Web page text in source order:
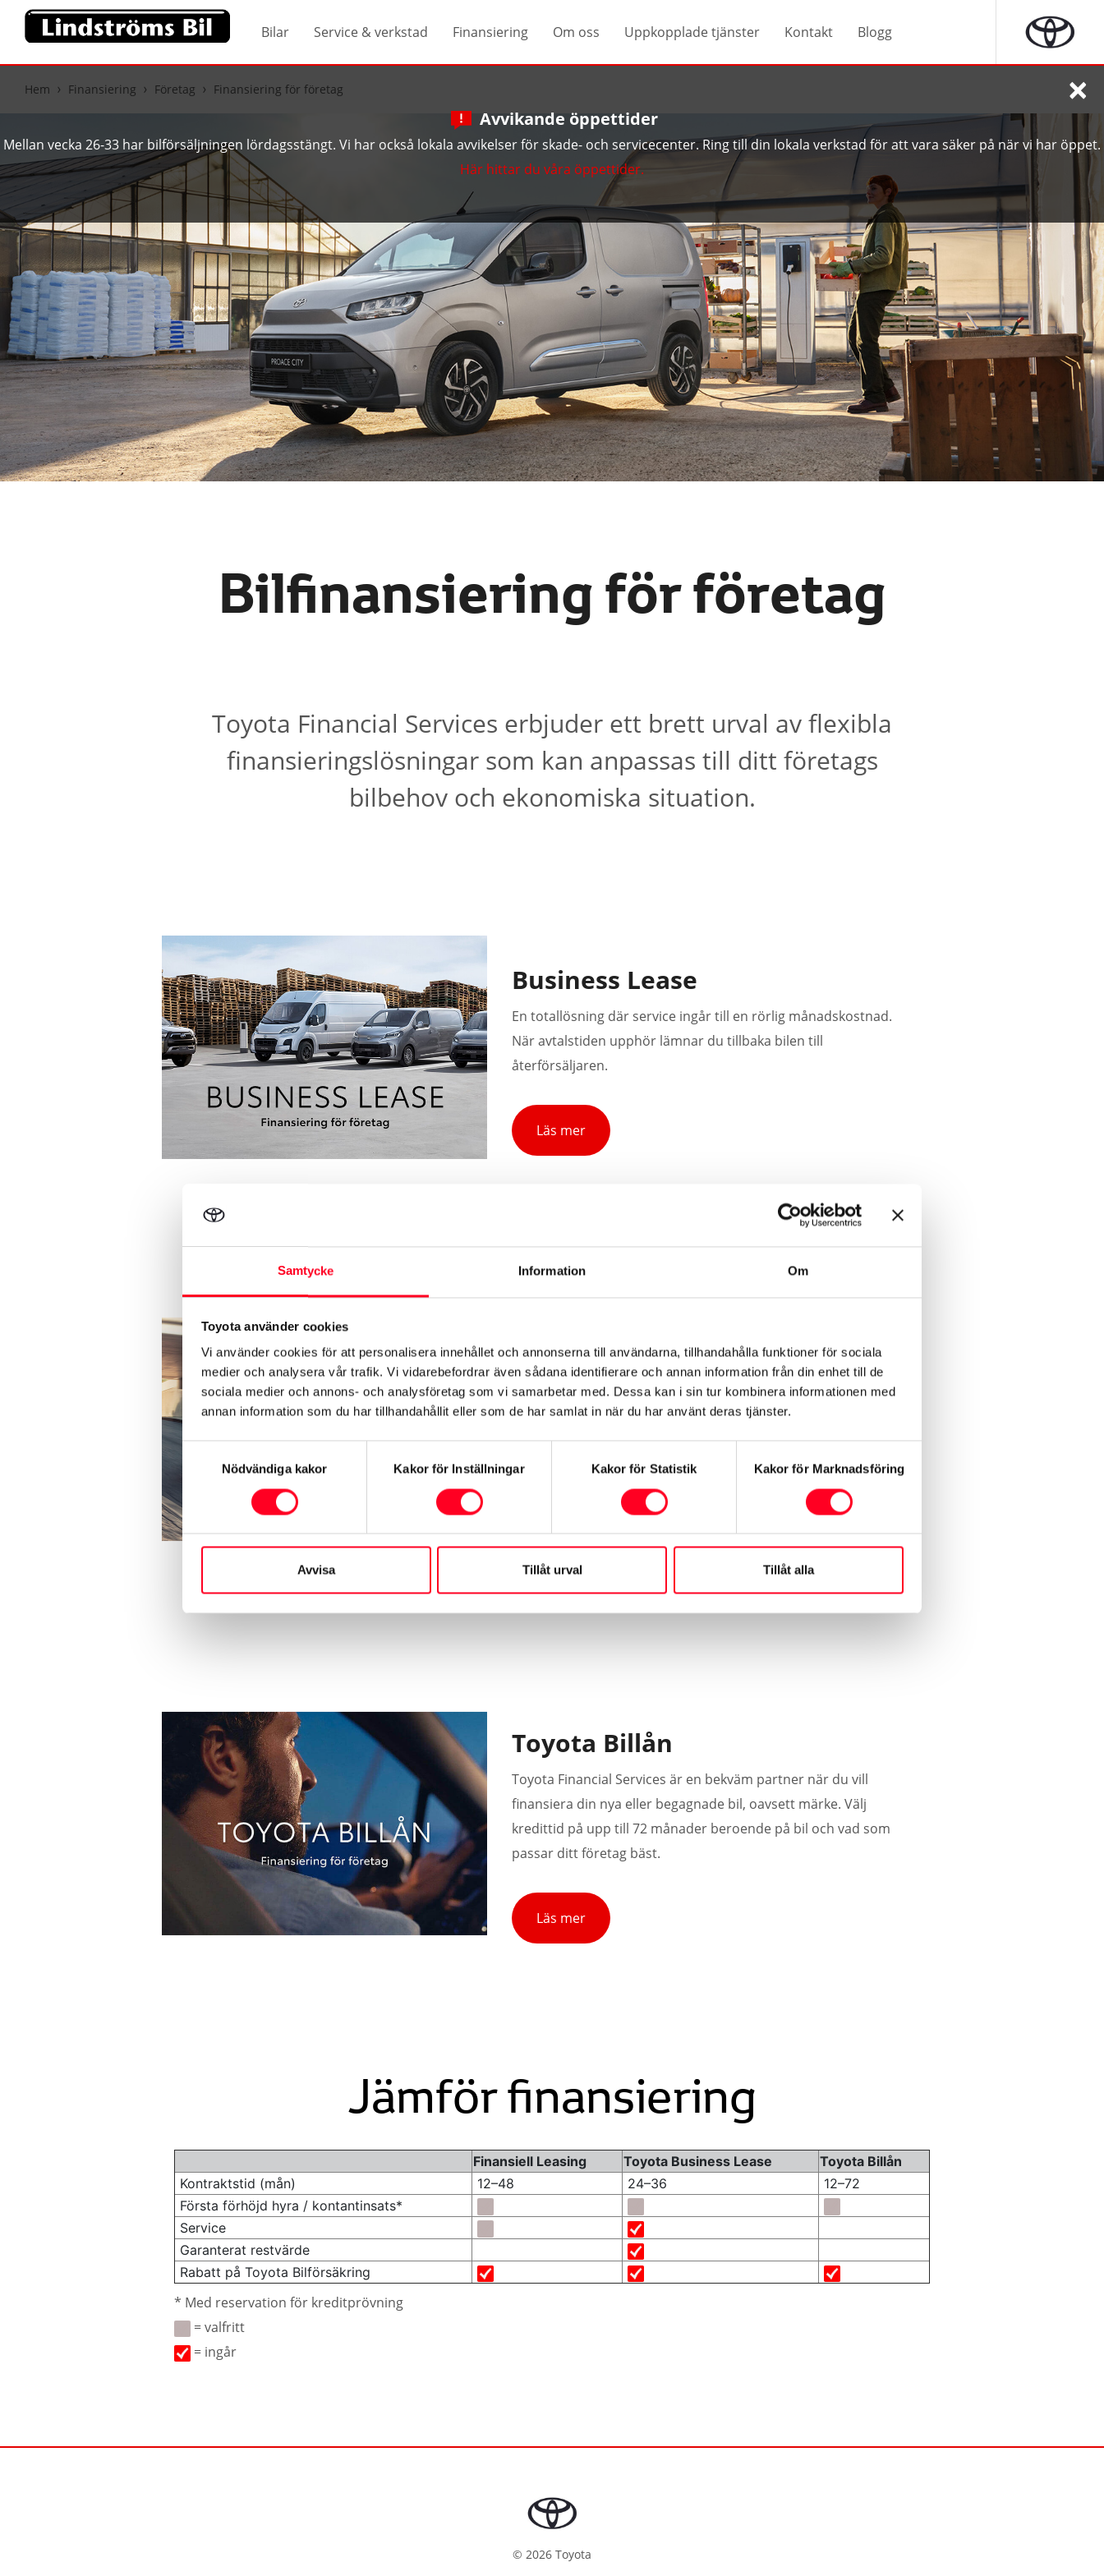
Samtycke Information Om
Toyota använder cookies
Vi använder cookies för att personalisera innehållet och annonserna till användarna, tillhandahålla funktioner för sociala
medier och analysera vår trafik. Vi vidarebefordrar även sådana identifierare och annan information från din enhet till de
sociala medier och annons- och analysföretag som vi samarbetar med. Dessa kan i sin tur kombinera informationen med
annan information som du har tillhandahållit eller som de har samlat in när du har använt deras tjänster.
Nödvändiga kakor
Kakor för Inställningar Kakor för Statistik Kakor för Marknadsföring
Avvisa Tillåt urval Tillåt alla
Bilar Service & verkstad Finansiering Om oss Uppkopplade tjänster Kontakt Blogg
Hem Finansiering Företag Finansiering för företag
Avvikande öppettider
Mellan vecka 26-33 har bilförsäljningen lördagsstängt. Vi har också lokala avvikelser för skade- och servicecenter. Ring till din lokala verkstad för att vara säker på när vi har öppet.
Här hittar du våra öppettider.
×
Bilfinansiering för företag
Toyota Financial Services erbjuder ett brett urval av flexibla
finansieringslösningar som kan anpassas till ditt företags
bilbehov och ekonomiska situation.
Business Lease
En totallösning där service ingår till en rörlig månadskostnad.
När avtalstiden upphör lämnar du tillbaka bilen till
återförsäljaren.
Läs mer
Finansiell Leasing
Leasing är en av de vanligaste och i många avseenden den
lämpligaste finansiella lösningen för företag och enskilda
näringsidkare.
Toyota Billån
Toyota Financial Services är en bekväm partner när du vill
finansiera din nya eller begagnade bil, oavsett märke. Välj
kredittid på upp till 72 månader beroende på bil och vad som
passar ditt företag bäst.
Läs mer
Jämför finansiering
Finansiell Leasing Toyota Business Lease
Toyota Billån
Kontraktstid (mån)
12–48 24–36
12–72
Första förhöjd hyra / kontantinsats*
Service
Garanterat restvärde
Rabatt på Toyota Bilförsäkring
* Med reservation för kreditprövning
= valfritt
= ingår
© 2026 Toyota